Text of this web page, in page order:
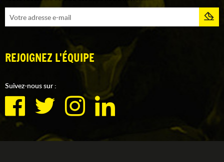
REJOIGNEZ L'ÉQUIPE
Suivez-nous sur :